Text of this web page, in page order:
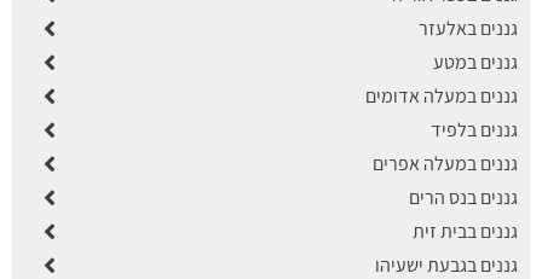
גננים באלעזר
גננים במטע
גננים במעלה אדומים
גננים בלפיד
גננים במעלה אפרים
גננים בנס הרים
גננים בבית זית
גננים בגבעת ישעיהו